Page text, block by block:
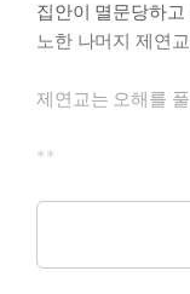
집안이 멸문당하
노한 나머지 제연
제연교는 오해를
**